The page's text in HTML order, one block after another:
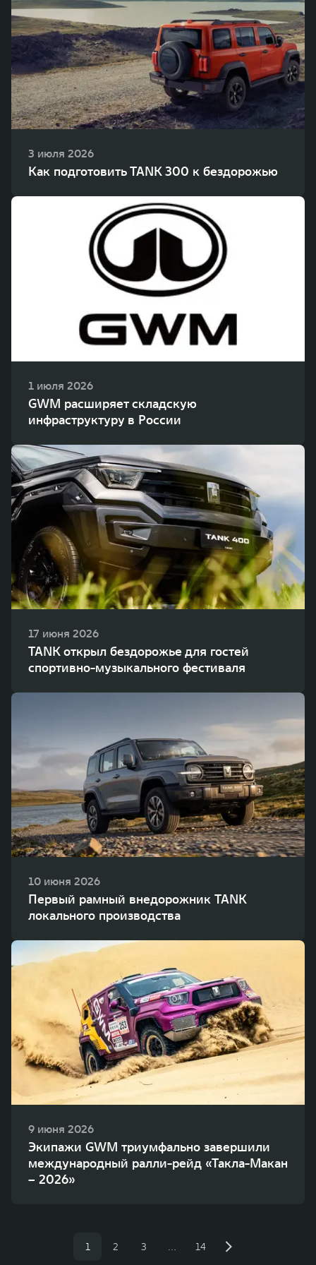
3 июля 2026
Как подготовить TANK 300 к бездорожью
1 июля 2026
GWM расширяет складскую
инфраструктуру в России
17 июня 2026
TANK открыл бездорожье для гостей
спортивно-музыкального фестиваля
10 июня 2026
Первый рамный внедорожник TANK
локального производства
9 июня 2026
Экипажи GWM триумфально завершили
международный ралли-рейд «Такла-Макан
– 2026»
1 2 3 … 14